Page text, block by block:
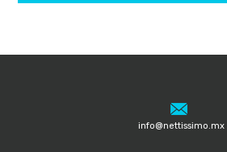
info@nettissimo.mx